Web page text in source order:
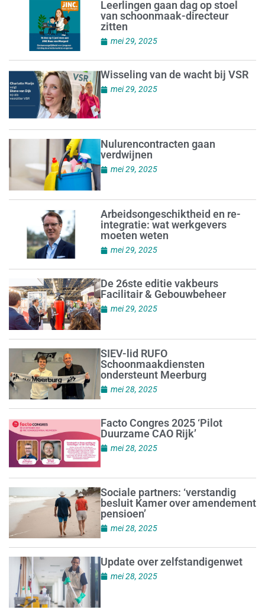
Leerlingen gaan dag op stoel
van schoonmaak-directeur
zitten
mei 29, 2025
Wisseling van de wacht bij VSR
mei 29, 2025
Nulurencontracten gaan
verdwijnen
mei 29, 2025
Arbeidsongeschiktheid en re-
integratie: wat werkgevers
moeten weten
mei 29, 2025
De 26ste editie vakbeurs
Facilitair & Gebouwbeheer
mei 29, 2025
SIEV-lid RUFO
Schoonmaakdiensten
ondersteunt Meerburg
mei 28, 2025
Facto Congres 2025 ‘Pilot
Duurzame CAO Rijk’
mei 28, 2025
Sociale partners: ‘verstandig
besluit Kamer over amendement
pensioen’
mei 28, 2025
Update over zelfstandigenwet
mei 28, 2025